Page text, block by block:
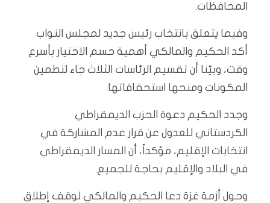
المحافظات.
وفيما يتعلق بانتخاب رئيس جديد لمجلس النواب
أكد الحكيم والمالكي أهمية حسم الاختيار بأسرع
وقت، وبيّنا أن تقسيم الرئاسات الثلاث جاء لتطمين
المكونات ومنحها استحقاقاتها.
وجدد الحكيم دعوة الحزب الديمقراطي
الكردستاني للعدول عن قرار عدم المشاركة في
انتخابات الإقليم، مؤكداً، أن المسار الديمقراطي
في البلاد والإقليم بحاجة للجميع.
وحول أزمة غزة دعا الحكيم والمالكي لوقف إطلاق